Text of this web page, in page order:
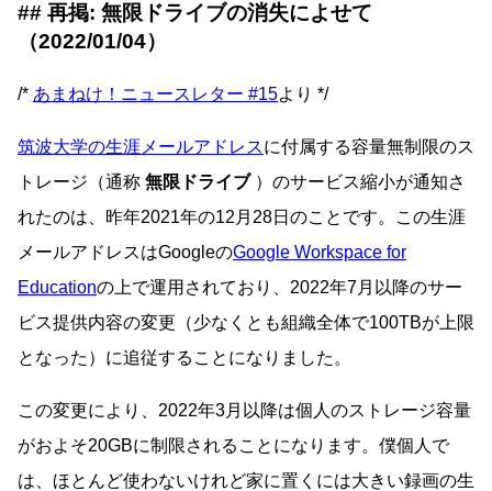
再掲: 無限ドライブの消失によせて
（2022/01/04）
/* あまねけ！ニュースレター #15より */
筑波大学の生涯メールアドレスに付属する容量無制限のス
トレージ（通称 無限ドライブ）のサービス縮小が通知さ
れたのは、昨年2021年の12月28日のことです。この生涯
メールアドレスはGoogleのGoogle Workspace for
Educationの上で運用されており、2022年7月以降のサー
ビス提供内容の変更（少なくとも組織全体で100TBが上限
となった）に追従することになりました。
この変更により、2022年3月以降は個人のストレージ容量
がおよそ20GBに制限されることになります。僕個人で
は、ほとんど使わないけれど家に置くには大きい録画の生